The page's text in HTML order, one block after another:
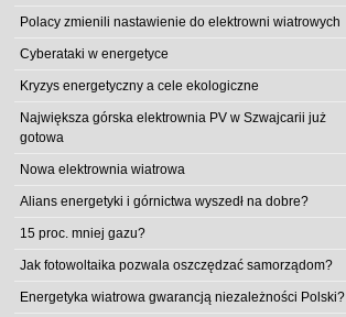
Polacy zmienili nastawienie do elektrowni wiatrowych
Cyberataki w energetyce
Kryzys energetyczny a cele ekologiczne
Największa górska elektrownia PV w Szwajcarii już
gotowa
Nowa elektrownia wiatrowa
Alians energetyki i górnictwa wyszedł na dobre?
15 proc. mniej gazu?
Jak fotowoltaika pozwala oszczędzać samorządom?
Energetyka wiatrowa gwarancją niezależności Polski?